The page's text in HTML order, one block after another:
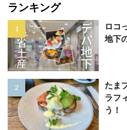
ランキング
ロコ
地下
たま
ラフ
う！